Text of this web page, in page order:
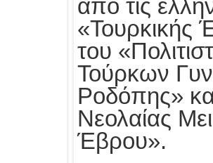
από τις
«Τουρκικής
του
Τούρκων
Ροδόπης»
Νεολαίας
Έβρου».